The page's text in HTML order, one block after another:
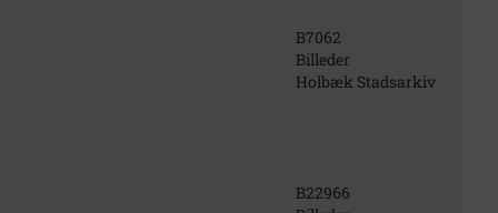
B7062
Billeder
Holbæk Stadsarkiv
B22966